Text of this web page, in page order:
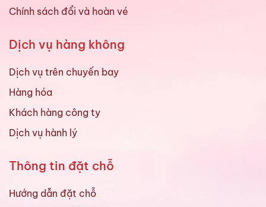
Chính sách đổi và hoàn vé
Dịch vụ hàng không
Dịch vụ trên chuyến bay
Hàng hóa
Khách hàng công ty
Dịch vụ hành lý
Thông tin đặt chỗ
Hướng dẫn đặt chỗ